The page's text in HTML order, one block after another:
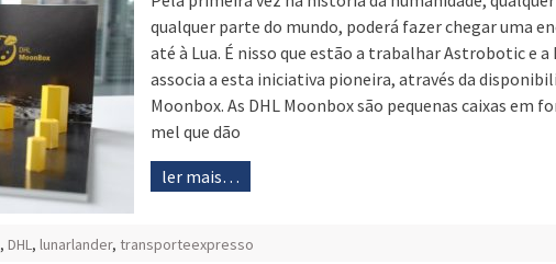
qualquer parte do mundo, poderá fazer chegar uma
até à Lua. É nisso que estão a trabalhar Astrobotic e a
associa a esta iniciativa pioneira, através da
Moonbox. As DHL Moonbox são pequenas caixas em
mel que dão
ler mais…
, DHL , lunarlander, transporteexpresso